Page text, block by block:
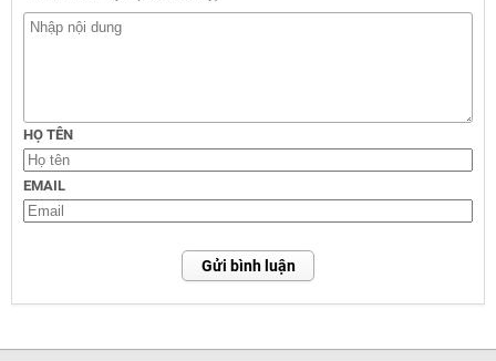
HỌ TÊN
EMAIL
Gửi bình luận